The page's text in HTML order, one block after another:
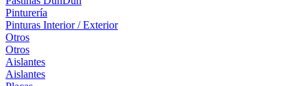
Pinturería
Pinturas Interior / Exterior
Otros
Otros
Aislantes
Aislantes